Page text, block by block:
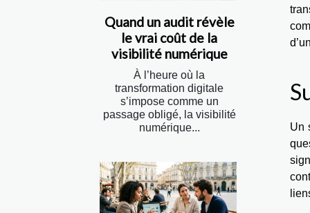
Quand un audit révèle
le vrai coût de la
visibilité numérique
À l’heure où la
transformation digitale
s’impose comme un
passage obligé, la visibilité
numérique...
Un